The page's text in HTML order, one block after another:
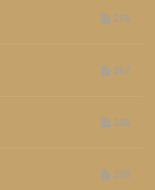
276
267
236
235